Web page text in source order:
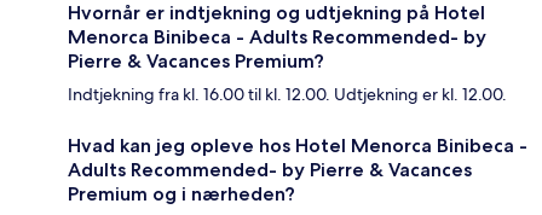
Hvornår er indtjekning og udtjekning på Hotel
Menorca Binibeca - Adults Recommended- by
Pierre & Vacances Premium?
Indtjekning fra kl. 16.00 til kl. 12.00. Udtjekning er kl. 12.00.
Hvad kan jeg opleve hos Hotel Menorca Binibeca -
Adults Recommended- by Pierre & Vacances
Premium og i nærheden?